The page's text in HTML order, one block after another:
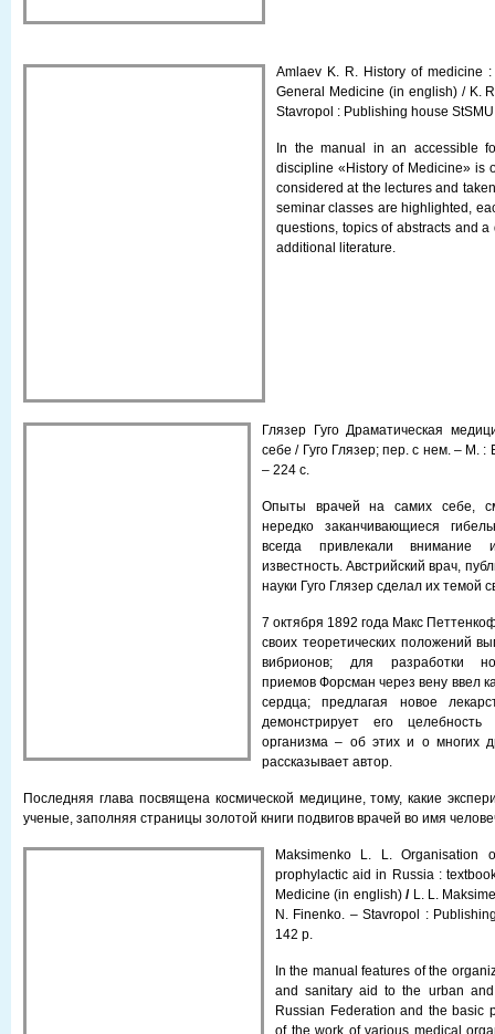
Amlaev K. R. History of medicine
General Medicine (in english) / K.
Stavropol : Publishing house
In the manual in an accessible
discipline «History of Medicine» is
considered at the lectures and
seminar classes are highlighted,
questions, topics of abstracts and
additional literature.
Глязер Гуго Драматическая
себе / Гуго Глязер; пер. с нем. – М.
– 224 с.
Опыты врачей на самих себе,
нередко заканчиваю­щиеся
всегда привлекали внимание
известность. Австрийский врач,
науки Гуго Глязер сделал их темой
7 октября 1892 года Макс
своих теорети­ческих положений
вибрионов; для разработки
приемов Форсман через вену ввел
сердца; предлагая новое
демонстрирует его
организма – об этих и о многих
рассказывает автор.
Последняя глава посвящена космической медицине, тому, какие
ученые, заполняя страницы золотой книги подвигов врачей во имя
Maksimenko L. L. Organisation
prophylactic aid in Russia :
Medicine (in english)/L. L.
N. Finenko. – Stavropol :
142 p.
In the manual features of the
and sanitary aid to the urban
Russian Federation and the basic
of the work of various medical